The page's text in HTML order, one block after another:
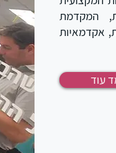
המקדמת
אקדמאיות
עוד